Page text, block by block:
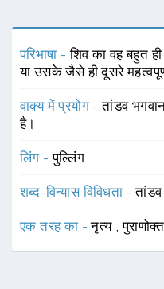
परिभाषा -शिव का वह बहुत
या उसके जैसे ही दूसरे
वाक्य में प्रयोग -तांडव
है।
लिंग -पुल्लिंग
शब्द-विन्यास विविधता -
एक तरह का -नृत्य ,